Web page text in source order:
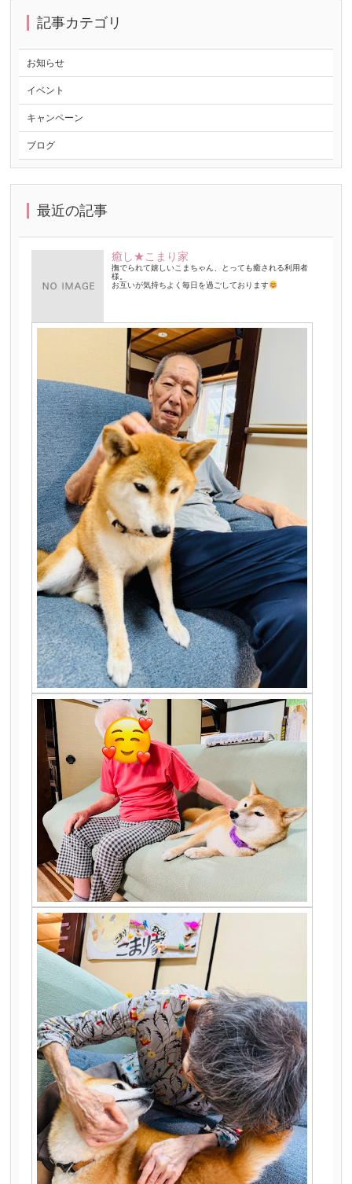
記事カテゴリ
お知らせ
イベント
キャンペーン
ブログ
最近の記事
癒し★こまり家
撫でられて嬉しいこまちゃん、とっても癒される利用者
様。
お互いが気持ちよく毎日を過ごしております